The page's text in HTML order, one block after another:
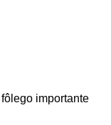
importante